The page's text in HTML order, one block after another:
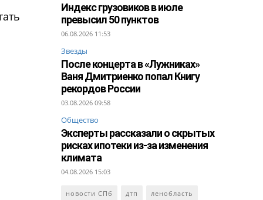
Индекс грузовиков в июле
превысил 50 пунктов
06.08.2026 11:53
Звезды
После концерта в «Лужниках»
Ваня Дмитриенко попал Книгу
рекордов России
03.08.2026 09:58
Общество
Эксперты рассказали о скрытых
рисках ипотеки из-за изменения
климата
04.08.2026 15:03
новости СПб дтп ленобласть